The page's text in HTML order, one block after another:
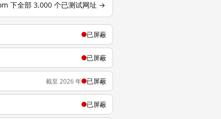
下全部 3,000 个已测试网址 →
已屏蔽
已屏蔽
截至 2026 年 已屏蔽
已屏蔽